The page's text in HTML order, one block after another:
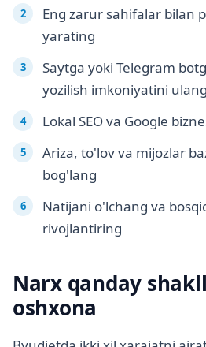
Eng zarur sahifalar bilan
yarating
Saytga yoki Telegram
yozilish imkoniyatini ulang
Lokal SEO va Google
Ariza, to'lov va mijozlar
bog'lang
Natijani o'lchang va
rivojlantiring
Narx qanday
oshxona